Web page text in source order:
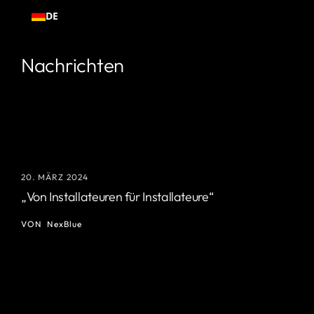
InhaltDE
Nachrichten
20. MÄRZ 2024
„Von Installateuren für Installateure“
VON NexBlue